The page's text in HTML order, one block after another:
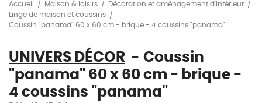
Accueil
Maison & loisirs
Décoration et aménagement d'intérieur
Linge de maison et coussins
Coussin "panama" 60 x 60 cm - brique - 4 coussins "panama"
UNIVERS DÉCOR
Coussin
"panama" 60 x 60 cm - brique -
4 coussins "panama"